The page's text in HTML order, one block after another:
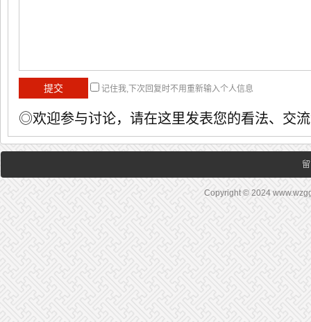
记住我,下次回复时不用重新输入个人信息
◎欢迎参与讨论，请在这里发表您的看法、交
Copyright © 2024